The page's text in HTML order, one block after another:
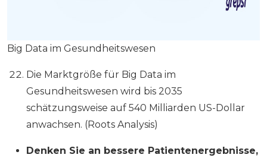
Big Data im Gesundheitswesen
Die Marktgröße für Big Data im
Gesundheitswesen wird bis 2035
schätzungsweise auf 540 Milliarden US-Dollar
anwachsen. (Roots Analysis)
Denken Sie an bessere Patientenergebnisse,